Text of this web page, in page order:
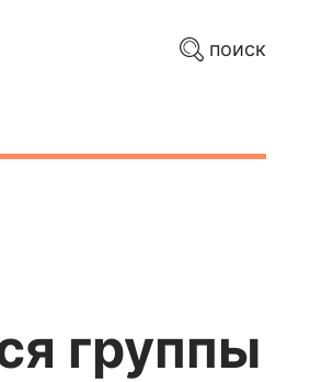
поиск
группы